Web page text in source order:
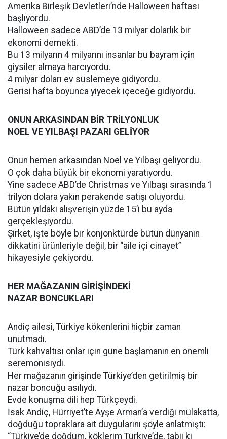
Amerika Birleşik Devletleri’nde Halloween haftası
başlıyordu.
Halloween sadece ABD’de 13 milyar dolarlık bir
ekonomi demekti.
Bu 13 milyarın 4 milyarını insanlar bu bayram için
giysiler almaya harcıyordu.
4 milyar doları ev süslemeye gidiyordu.
Gerisi hafta boyunca yiyecek içeceğe gidiyordu.
ONUN ARKASINDAN BİR TRİLYONLUK
NOEL VE YILBAŞI PAZARI GELİYOR
Onun hemen arkasından Noel ve Yılbaşı geliyordu.
O çok daha büyük bir ekonomi yaratıyordu.
Yine sadece ABD’de Christmas ve Yılbaşı sırasında 1
trilyon dolara yakın perakende satışı oluyordu.
Bütün yıldaki alışverişin yüzde 15’i bu ayda
gerçekleşiyordu.
Şirket, işte böyle bir konjonktürde bütün dünyanın
dikkatini ürünleriyle değil, bir “aile içi cinayet”
hikayesiyle çekiyordu.
HER MAĞAZANIN GİRİŞİNDEKİ
NAZAR BONCUKLARI
Andiç ailesi, Türkiye kökenlerini hiçbir zaman
unutmadı.
Türk kahvaltısı onlar için güne başlamanın en önemli
seremonisiydi.
Her mağazanın girişinde Türkiye’den getirilmiş bir
nazar boncuğu asılıydı.
Evde konuşma dili hep Türkçeydi.
İsak Andiç, Hürriyet’te Ayşe Arman’a verdiği mülakatta,
doğduğu topraklara ait duygularını şöyle anlatmıştı:
“Türkiye’de doğdum, köklerim Türkiye’de, tabii ki